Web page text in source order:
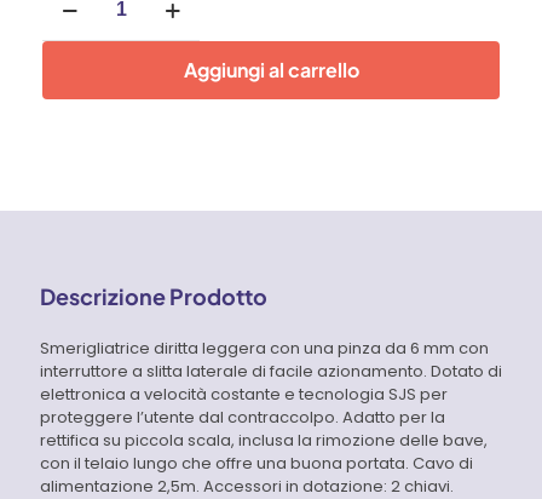
diritta
8
Aggiungi al carrello
Descrizione Prodotto
Smerigliatrice diritta leggera con una pinza da 6 mm con
interruttore a slitta laterale di facile azionamento. Dotato di
elettronica a velocità costante e tecnologia SJS per
proteggere l’utente dal contraccolpo. Adatto per la
rettifica su piccola scala, inclusa la rimozione delle bave,
con il telaio lungo che offre una buona portata. Cavo di
alimentazione 2,5m. Accessori in dotazione: 2 chiavi.